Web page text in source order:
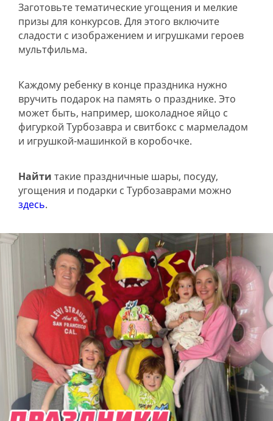
Заготовьте тематические угощения и мелкие
призы для конкурсов. Для этого включите
сладости с изображением и игрушками героев
мультфильма.
Каждому ребенку в конце праздника нужно
вручить подарок на память о празднике. Это
может быть, например, шоколадное яйцо с
фигуркой Турбозавра и свитбокс с мармеладом
и игрушкой-машинкой в коробочке.
Найти такие праздничные шары, посуду,
угощения и подарки с Турбозаврами можно
здесь.